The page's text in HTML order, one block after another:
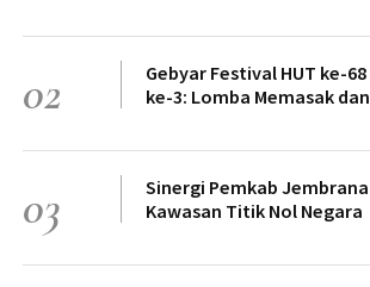
02
Gebyar Festival HUT ke-
ke-3: Lomba Memasak
03
Sinergi Pemkab
Kawasan Titik Nol Negara